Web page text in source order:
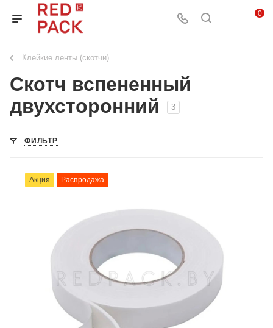
0
Клейкие ленты (скотчи)
Скотч вспененный
двухсторонний
3
ФИЛЬТР
Акция Распродажа